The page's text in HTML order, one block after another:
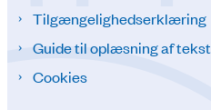
Tilgængelighedserklæring
Guide til oplæsning af tekst
Cookies